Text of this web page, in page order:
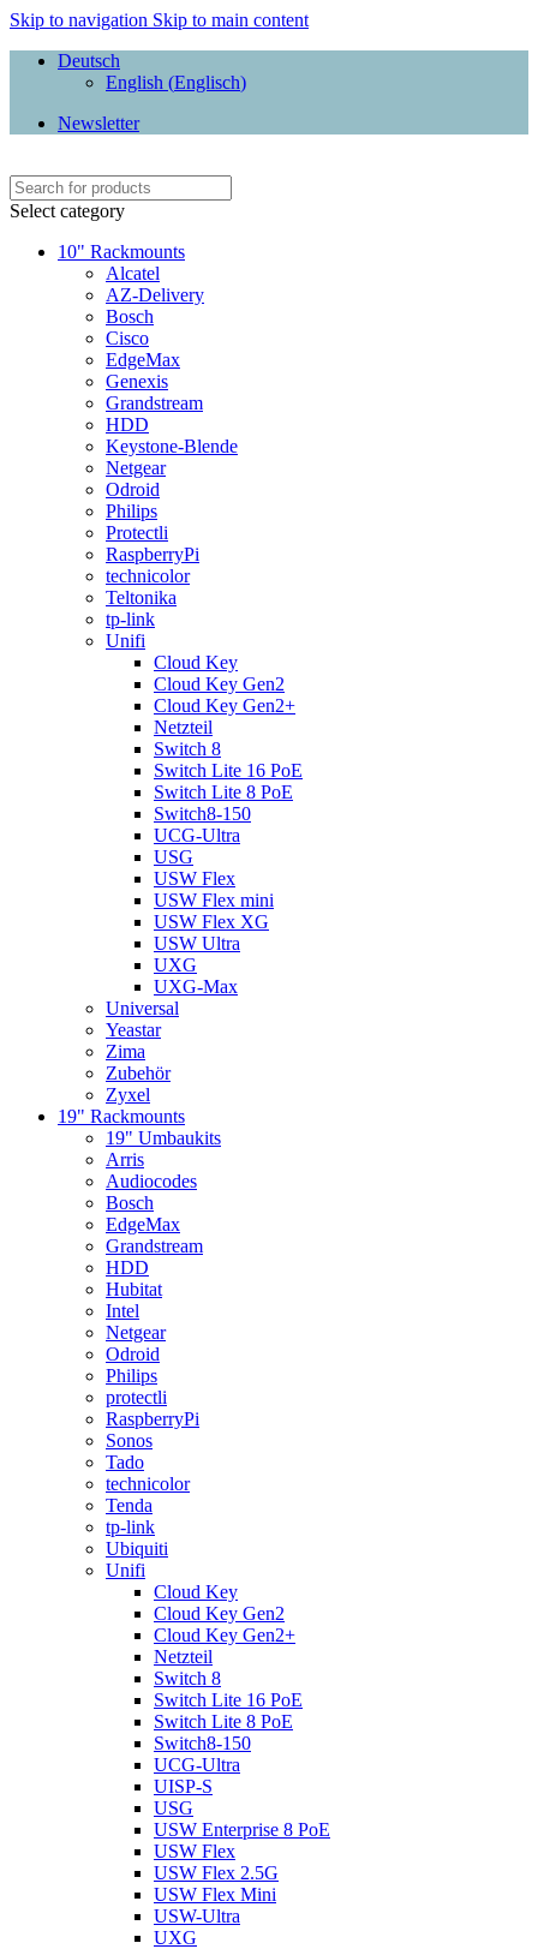
Skip to navigation Skip to main content
Deutsch
English (Englisch)
Newsletter
Select category
10" Rackmounts
Alcatel
AZ-Delivery
Bosch
Cisco
EdgeMax
Genexis
Grandstream
HDD
Keystone-Blende
Netgear
Odroid
Philips
Protectli
RaspberryPi
technicolor
Teltonika
tp-link
Unifi
Cloud Key
Cloud Key Gen2
Cloud Key Gen2+
Netzteil
Switch 8
Switch Lite 16 PoE
Switch Lite 8 PoE
Switch8-150
UCG-Ultra
USG
USW Flex
USW Flex mini
USW Flex XG
USW Ultra
UXG
UXG-Max
Universal
Yeastar
Zima
Zubehör
Zyxel
19" Rackmounts
19" Umbaukits
Arris
Audiocodes
Bosch
EdgeMax
Grandstream
HDD
Hubitat
Intel
Netgear
Odroid
Philips
protectli
RaspberryPi
Sonos
Tado
technicolor
Tenda
tp-link
Ubiquiti
Unifi
Cloud Key
Cloud Key Gen2
Cloud Key Gen2+
Netzteil
Switch 8
Switch Lite 16 PoE
Switch Lite 8 PoE
Switch8-150
UCG-Ultra
UISP-S
USG
USW Enterprise 8 PoE
USW Flex
USW Flex 2.5G
USW Flex Mini
USW-Ultra
UXG